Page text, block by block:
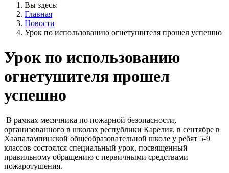
Вы здесь:
Главная
Новости
Урок по использованию огнетушителя прошел успешно
Урок по использованию
огнетушителя прошел
успешно
В рамках месячника по пожарной безопасности,
организованного в школах республики Карелия, в сентябре в
Хаапалампинской общеобразовательной школе у ребят 5-9
классов состоялся специальный урок, посвященный
правильному обращению с первичными средствами
пожаротушения.